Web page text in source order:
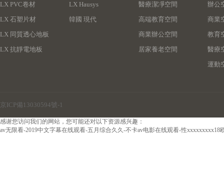
LX PVC卷材
LX 石塑片材
LX 同質透心地板
LX 抗靜電地板
LX Hausys
韓國 現代
醫療潔凈空間
高端教育空間
商業辦公空間
居家養老空間
辦公
商業
教育
醫療
運動
京ICP備13030594號-1
感谢您访问我们的网站，您可能还对以下资源感兴趣：
av无限看-2019中文字幕在线观看-五月综合久久-不卡av电影在线观看-性